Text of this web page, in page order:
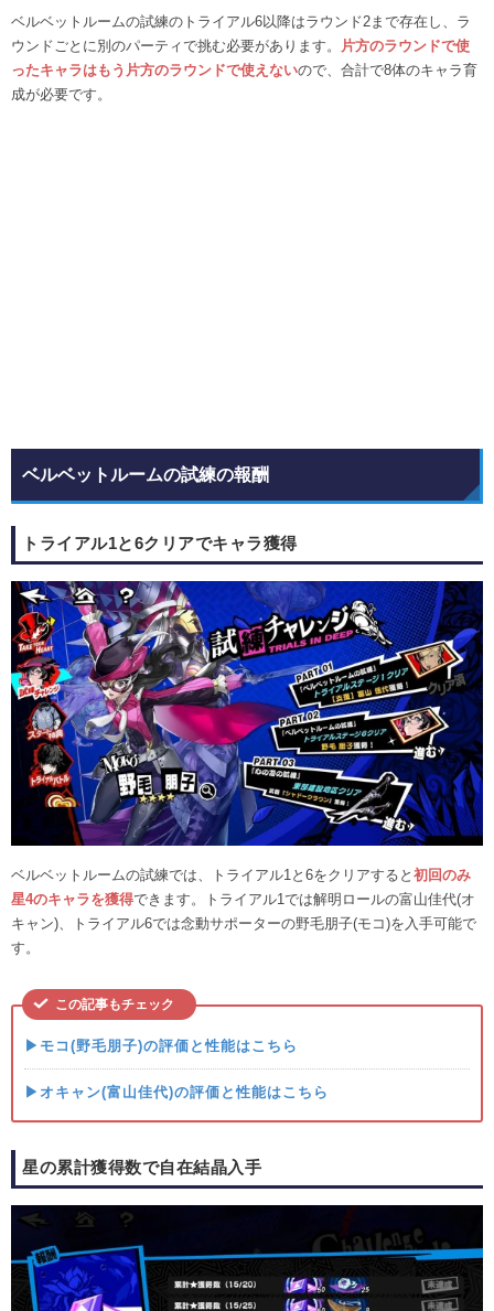
ベルベットルームの試練のトライアル6以降はラウンド2まで存在し、ラ
ウンドごとに別のパーティで挑む必要があります。
片方のラウンドで使
ったキャラはもう片方のラウンドで使えないので、合計で8体のキャラ育
成が必要です。
ベルベットルームの試練の報酬
トライアル1と6クリアでキャラ獲得
ベルベットルームの試練では、トライアル1と6をクリアすると 初回のみ
星4のキャラを獲得できます。トライアル1では解明ロールの富山佳代(オ
キャン)、トライアル6では念動サポーターの野毛朋子(モコ)を入手可能で
す。
この記事もチェック
▶モコ(野毛朋子)の評価と性能はこちら
▶オキャン(富山佳代)の評価と性能はこちら
星の累計獲得数で自在結晶入手